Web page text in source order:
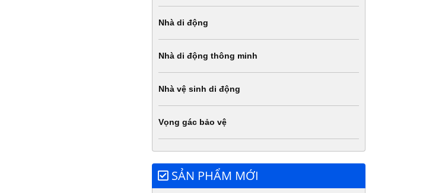
Nhà di động
Nhà di động thông minh
Nhà vệ sinh di động
Vọng gác bảo vệ
SẢN PHẨM MỚI